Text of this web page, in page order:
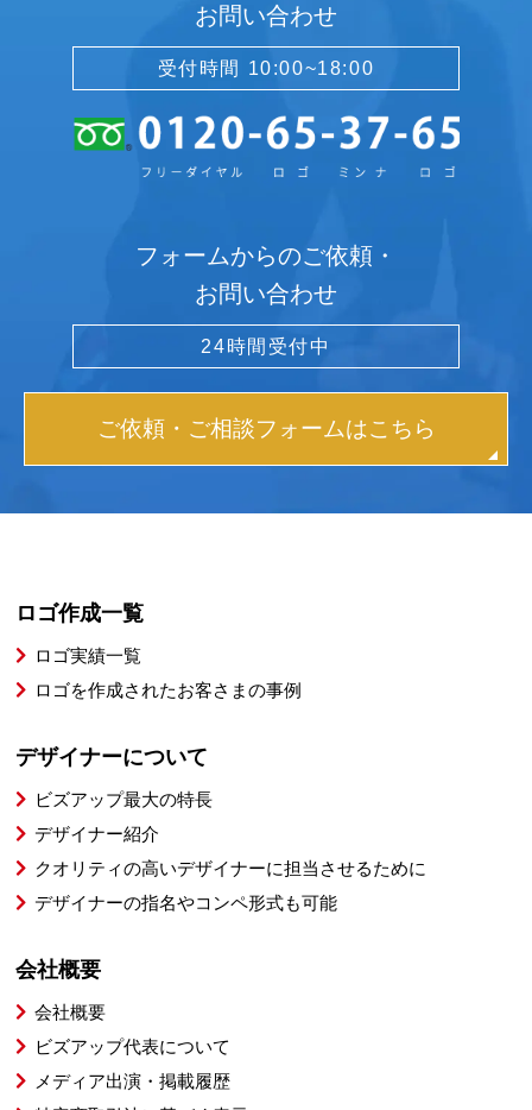
お問い合わせ
受付時間 10:00~18:00
フォームからのご依頼・
お問い合わせ
24時間受付中
ご依頼・ご相談フォームはこちら
ロゴ作成一覧
ロゴ実績一覧
ロゴを作成されたお客さまの事例
デザイナーについて
ビズアップ最大の特長
デザイナー紹介
クオリティの高いデザイナーに担当させるために
デザイナーの指名やコンペ形式も可能
会社概要
会社概要
ビズアップ代表について
メディア出演・掲載履歴